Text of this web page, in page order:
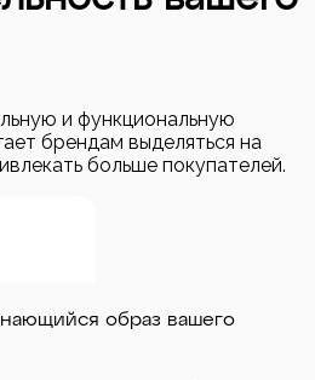
и функциональную
брендам выделяться на
больше покупателей.
образ вашего